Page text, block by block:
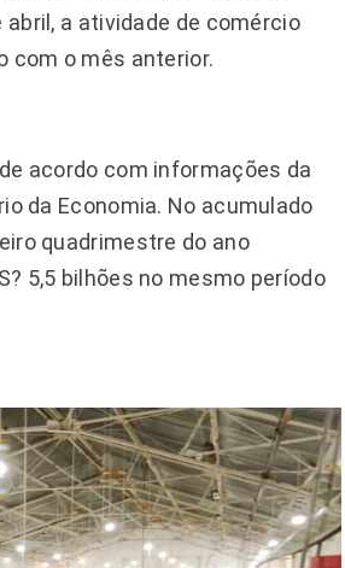
a atividade de comércio
com o mês anterior.
acordo com informações da
da Economia. No acumulado
quadrimestre do ano
5,5 bilhões no mesmo período